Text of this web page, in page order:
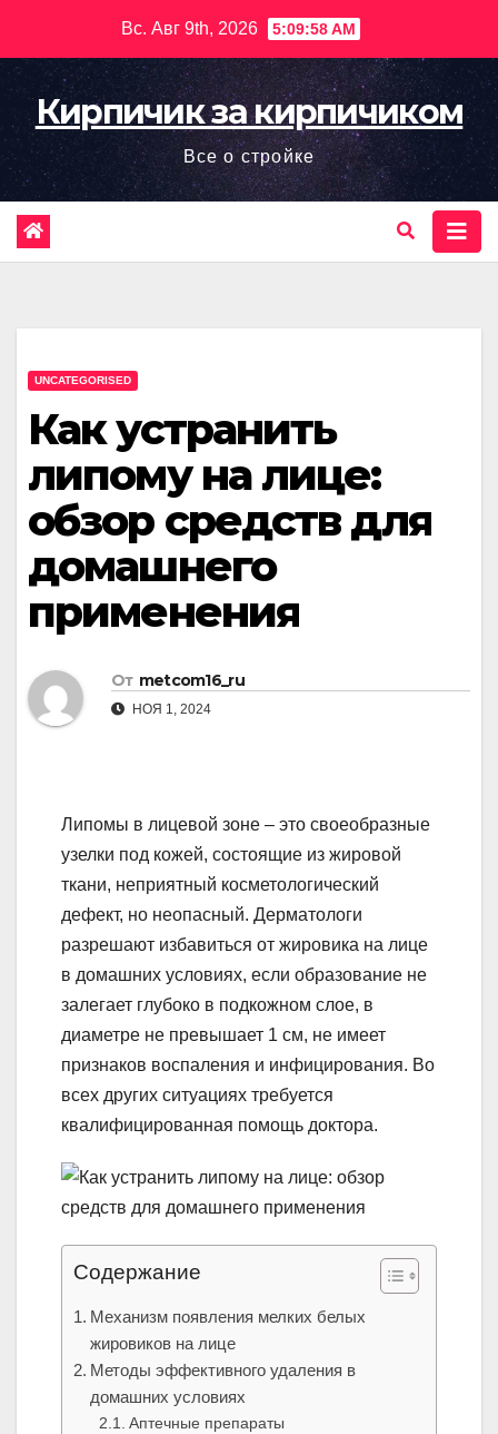
содержимому
Вс. Авг 9th, 2026 5:09:59 AM
Кирпичик за кирпичиком
Все о стройке
UNCATEGORISED
Как устранить
липому на лице:
обзор средств для
домашнего
применения
От metcom16_ru
НОЯ 1, 2024
Липомы в лицевой зоне – это своеобразные
узелки под кожей, состоящие из жировой
ткани, неприятный косметологический
дефект, но неопасный. Дерматологи
разрешают избавиться от жировика на лице
в домашних условиях, если образование не
залегает глубоко в подкожном слое, в
диаметре не превышает 1 см, не имеет
признаков воспаления и инфицирования. Во
всех других ситуациях требуется
квалифицированная помощь доктора.
Содержание
Механизм появления мелких белых
жировиков на лице
Методы эффективного удаления в
домашних условиях
Аптечные препараты